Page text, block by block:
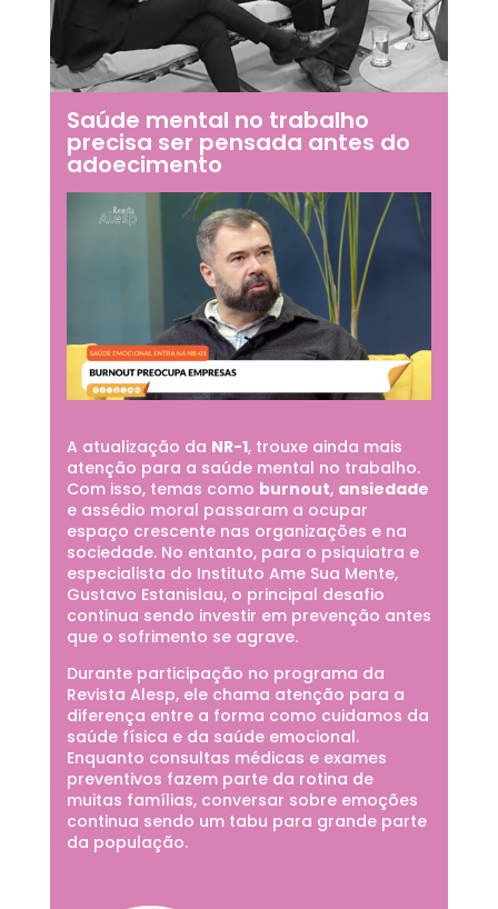
Saúde mental no trabalho
precisa ser pensada antes do
adoecimento
A atualização da NR-1, trouxe ainda mais
atenção para a saúde mental no trabalho.
Com isso, temas como burnout, ansiedade
e assédio moral passaram a ocupar
espaço crescente nas organizações e na
sociedade. No entanto, para o psiquiatra e
especialista do Instituto Ame Sua Mente,
Gustavo Estanislau, o principal desafio
continua sendo investir em prevenção antes
que o sofrimento se agrave.
Durante participação no programa da
Revista Alesp, ele chama atenção para a
diferença entre a forma como cuidamos da
saúde física e da saúde emocional.
Enquanto consultas médicas e exames
preventivos fazem parte da rotina de
muitas famílias, conversar sobre emoções
continua sendo um tabu para grande parte
da população.